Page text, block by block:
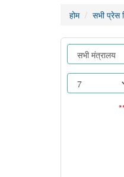
होम सभी प्रेस